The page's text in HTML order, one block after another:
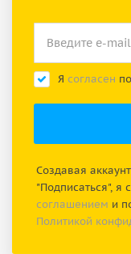
Я согласен
Создавая
"Подписаться", я
соглашением и
Политикой